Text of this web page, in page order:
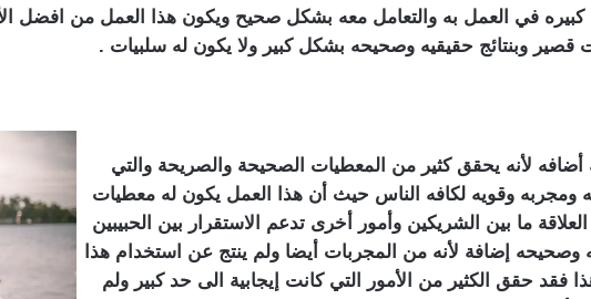
في العمل به والتعامل معه بشكل صحيح ويكون هذا العمل من افضل
وبنتائج حقيقيه وصحيحه بشكل كبير ولا يكون له سلبيات .
أضافه لأنه يحقق كثير من المعطيات الصحيحة والصريحة والتي
وقويه لكافه الناس حيث أن هذا العمل يكون له معطيات
ما بين الشريكين وأمور أخرى تدعم الاستقرار بين الحبيبين
وصحيحه إضافة لأنه من المجربات أيضا ولم ينتج عن استخدام هذا
فقد حقق الكثير من الأمور التي كانت إيجابية الى حد كبير ولم